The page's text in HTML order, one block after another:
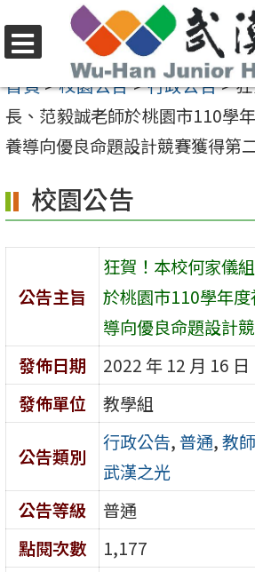
至
要
內
區
選
單
首頁>校園公告>行政公告>
長、范毅誠老師於桃園市110學
養導向優良命題設計競賽獲得第
校園公告
公告主旨
狂賀！本校何家儀
於桃園市110學年
導向優良命題設計
發佈日期
2022 年 12 月 16 日
發佈單位
教學組
公告類別
行政公告,普通,教
武漢之光
公告等級
普通
點閱次數
1,177